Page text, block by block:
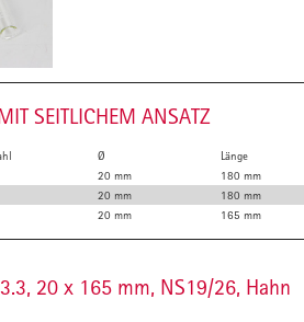
SEITLICHEM ANSATZ
Ø Länge
20 mm 180 mm
20 mm 180 mm
20 mm 165 mm
20 x 165 mm, NS19/26, Hahn